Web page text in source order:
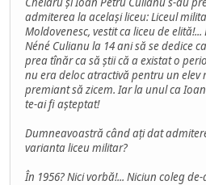
admiterea la același liceu: Liceul
Moldovenesc, vestit ca liceu de
Néné Culianu la 14 ani să se dedice
prea tînăr ca să știi că a existat o
nu era deloc atractivă pentru un elev
premiant să zicem. Iar la unul ca
te-ai fi așteptat!
Dumneavoastră când ați dat
varianta liceu militar?
În 1956? Nici vorbă!... Niciun coleg